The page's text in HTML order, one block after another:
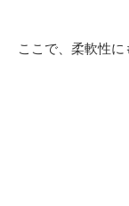
ここで、柔軟性に